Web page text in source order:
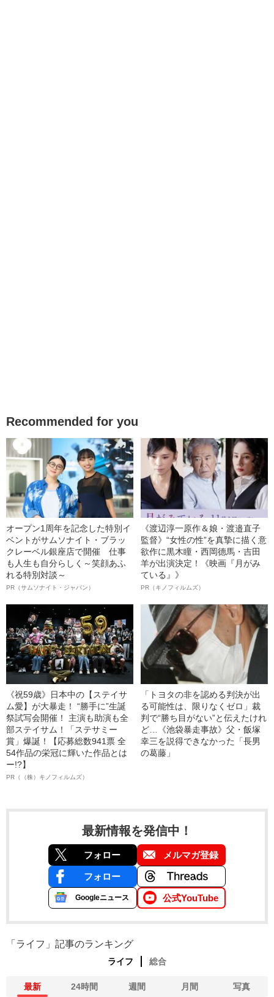
Recommended for you
オープン1周年を記念した特別イ
ベントがサムソナイト・ブラッ
クレーベル銀座店で開催 仕事
も人生も自分らしく～笑顔あふ
れる特別対談～
PR（サムソナイト・ジャパン）
《渡辺淳一原作＆娘・渡邉直子
監督》“女性の性”を真摯に描く意
欲作に黒木瞳・西岡德馬・吉田
羊が出演決定！《映画『月がみ
ている』》
PR（キノフィルムズ）
《祝59歳》日本中の【ステイサ
ム愛】が大暴走！ “勝手に”生誕
祭試写会開催！ 主演も助演も全
部ステイサム！「ステサミー
賞」爆誕！【応募総数941票 全
54作品の栄冠に輝いた作品とは
ー!?】
PR（（株）キノフィルムズ）
「トヨタの非を認める判決が出
る可能性は、限りなくゼロ」裁
判で“勝ち目がない”と伝えたけれ
ど…《池袋暴走事故》父・飯塚
幸三を説得できなかった「長男
の葛藤」
最新情報を発信中！
フォロー メルマガ登録
フォロー
Googleニュース 公式YouTube
「ライフ」記事のランキング
ライフ 総合
最新 24時間 週間 月間 写真